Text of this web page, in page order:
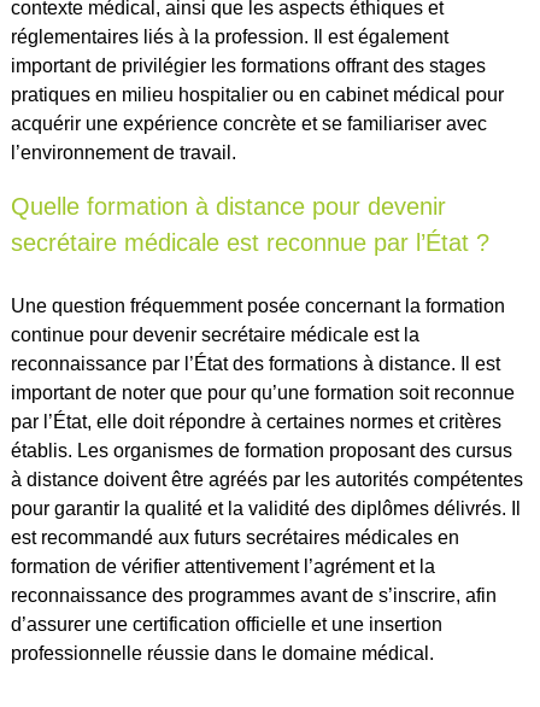
contexte médical, ainsi que les aspects éthiques et
réglementaires liés à la profession. Il est également
important de privilégier les formations offrant des stages
pratiques en milieu hospitalier ou en cabinet médical pour
acquérir une expérience concrète et se familiariser avec
l’environnement de travail.
Quelle formation à distance pour devenir
secrétaire médicale est reconnue par l’État ?
Une question fréquemment posée concernant la formation
continue pour devenir secrétaire médicale est la
reconnaissance par l’État des formations à distance. Il est
important de noter que pour qu’une formation soit reconnue
par l’État, elle doit répondre à certaines normes et critères
établis. Les organismes de formation proposant des cursus
à distance doivent être agréés par les autorités compétentes
pour garantir la qualité et la validité des diplômes délivrés. Il
est recommandé aux futurs secrétaires médicales en
formation de vérifier attentivement l’agrément et la
reconnaissance des programmes avant de s’inscrire, afin
d’assurer une certification officielle et une insertion
professionnelle réussie dans le domaine médical.